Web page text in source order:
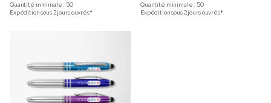
Quantité minimale : 50
Expédition sous 2 jours ouvrés*
Quantité minimale : 50
Expédition sous 2 jours ouvrés*